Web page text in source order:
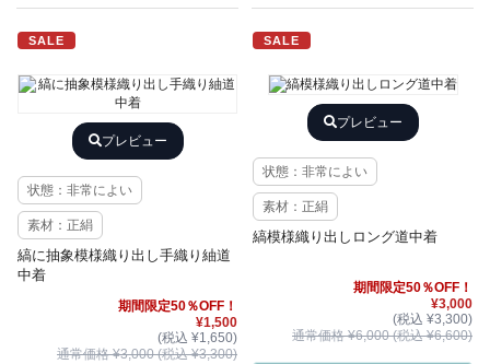
SALE
プレビュー
状態：非常によい
素材：正絹
縞に抽象模様織り出し手織り紬道
中着
期間限定50％OFF！
¥1,500
(税込 ¥1,650)
通常価格 ¥3,000 (税込 ¥3,300)
SALE
プレビュー
状態：非常によい
素材：正絹
縞模様織り出しロング道中着
期間限定50％OFF！
¥3,000
(税込 ¥3,300)
通常価格 ¥6,000 (税込 ¥6,600)